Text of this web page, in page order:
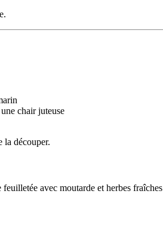
chair juteuse
la découper.
avec moutarde et herbes fraîches